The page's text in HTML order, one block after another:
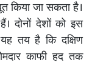
किया जा सकता है।
दोनों देशों को इस
तय है कि दक्षिण
काफी हद तक